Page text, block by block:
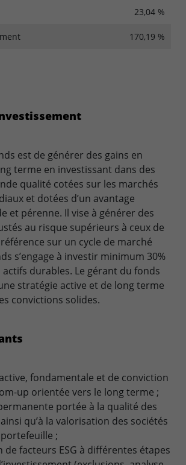
23,04 %
170,19 %
est de générer des gains en
terme en investissant dans des
qualité cotées sur les marchés
et dotées d’un avantage
et pérenne. Il vise à générer des
au risque supérieurs à ceux de
sur un cycle de marché
s’engage à investir minimum 30%
actifs durables. Le gérant du fonds
stratégie active et de long terme
convictions solides.
fondamentale et de conviction
up orientée vers le long terme ;
portée à la qualité des
qu’à la valorisation des sociétés
;
facteurs ESG à différentes étapes